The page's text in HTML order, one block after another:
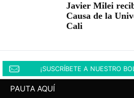
Javier Milei
Causa de la
Cali
¡SUSCRÍBETE A NUESTRO
PAUTA AQUÍ